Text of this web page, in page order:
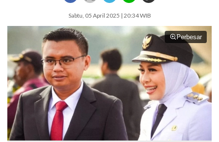
Sabtu, 05 April 2025 | 20:34 WIB
Perbesar